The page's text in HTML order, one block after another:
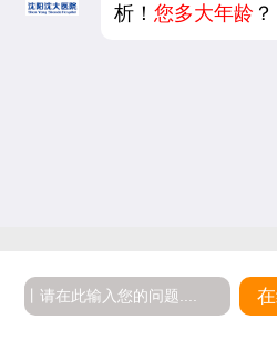
析！您多大年龄 ？